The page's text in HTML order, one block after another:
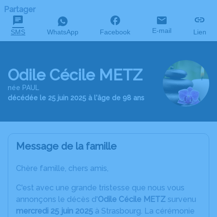
Partager
SMS WhatsApp Facebook E-mail Lien
Odile Cécile METZ
née PAUL
décédée le 25 juin 2025 à l'âge de 98 ans
Message de la famille
Chère famille, chers amis,
C'est avec une grande tristesse que nous vous
annonçons le décès d'Odile Cécile METZ survenu
mercredi 25 juin 2025 à Strasbourg. La cérémonie